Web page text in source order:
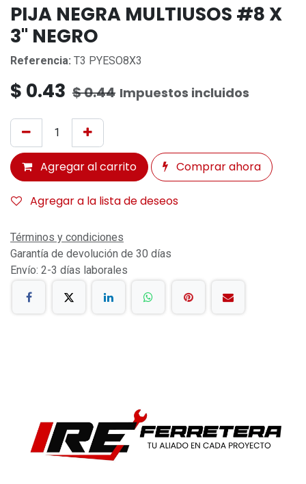
PIJA NEGRA MULTIUSOS #8 X
3" NEGRO
Referencia: T3 PYESO8X3
$ 0.43 $0.44 Impuestos incluidos
Agregar al carrito Comprar ahora
Agregar a la lista de deseos
Términos y condiciones
Garantía de devolución de 30 días
Envío: 2-3 días laborales